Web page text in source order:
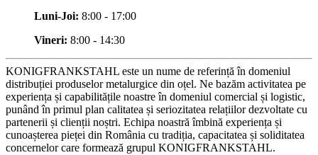
Luni-Joi: 8:00 - 17:00
Vineri: 8:00 - 14:30
KONIGFRANKSTAHL este un nume de referință în domeniul
distribuției produselor metalurgice din oțel. Ne bazăm activitatea pe
experiența și capabilitățile noastre în domeniul comercial și logistic,
punând în primul plan calitatea și seriozitatea relațiilor dezvoltate cu
partenerii și clienții noștri. Echipa noastră îmbină experiența și
cunoașterea pieței din România cu tradiția, capacitatea și soliditatea
concernelor care formează grupul KONIGFRANKSTAHL.